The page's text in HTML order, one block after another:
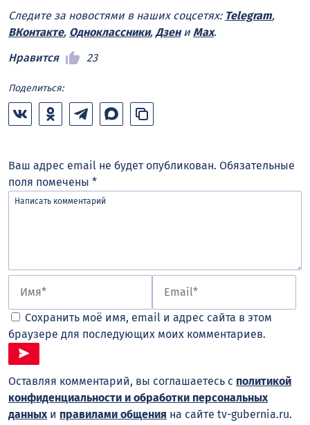
Следите за новостями в наших соцсетях: Telegram,
ВКонтакте, Одноклассники, Дзени Max.
Нравится
23
Поделиться:
Ваш адрес email не будет опубликован. Обязательные
поля помечены *
Сохранить моё имя, email и адрес сайта в этом
браузере для последующих моих комментариев.
Оставляя комментарий, вы соглашаетесь с политикой
конфиденциальности и обработки персональных
данныхи правилами общения на сайте tv-gubernia.ru.